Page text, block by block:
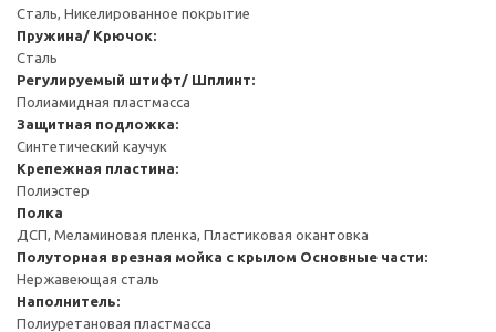
Сталь, Никелированное покрытие
Пружина/ Крючок:
Сталь
Регулируемый штифт/ Шплинт:
Полиамидная пластмасса
Защитная подложка:
Синтетический каучук
Крепежная пластина:
Полиэстер
Полка
ДСП, Меламиновая пленка, Пластиковая окантовка
Полуторная врезная мойка с крылом Основные части:
Нержавеющая сталь
Наполнитель:
Полиуретановая пластмасса